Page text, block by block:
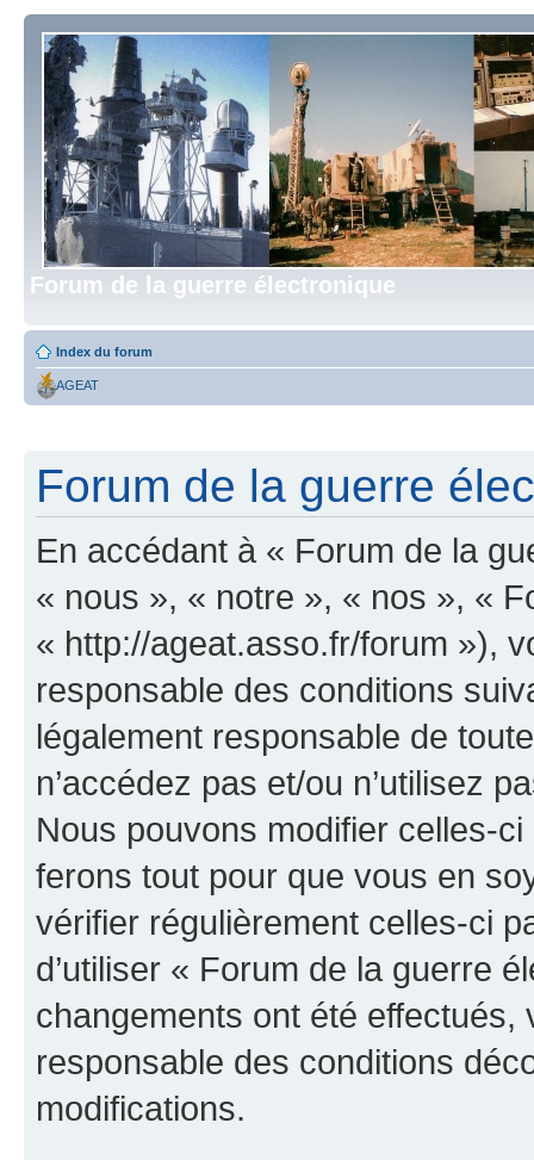
Forum de la guerre électronique
Index du forum
AGEAT
Forum de la guerre
En accédant à « Forum de la
« nous », « notre », « nos », «
« http://ageat.asso.fr/forum »),
responsable des conditions
légalement responsable de
n’accédez pas et/ou n’utilisez
Nous pouvons modifier celles-
ferons tout pour que vous en
vérifier régulièrement celles-ci
d’utiliser « Forum de la guerre
changements ont été effectués,
responsable des conditions
modifications.